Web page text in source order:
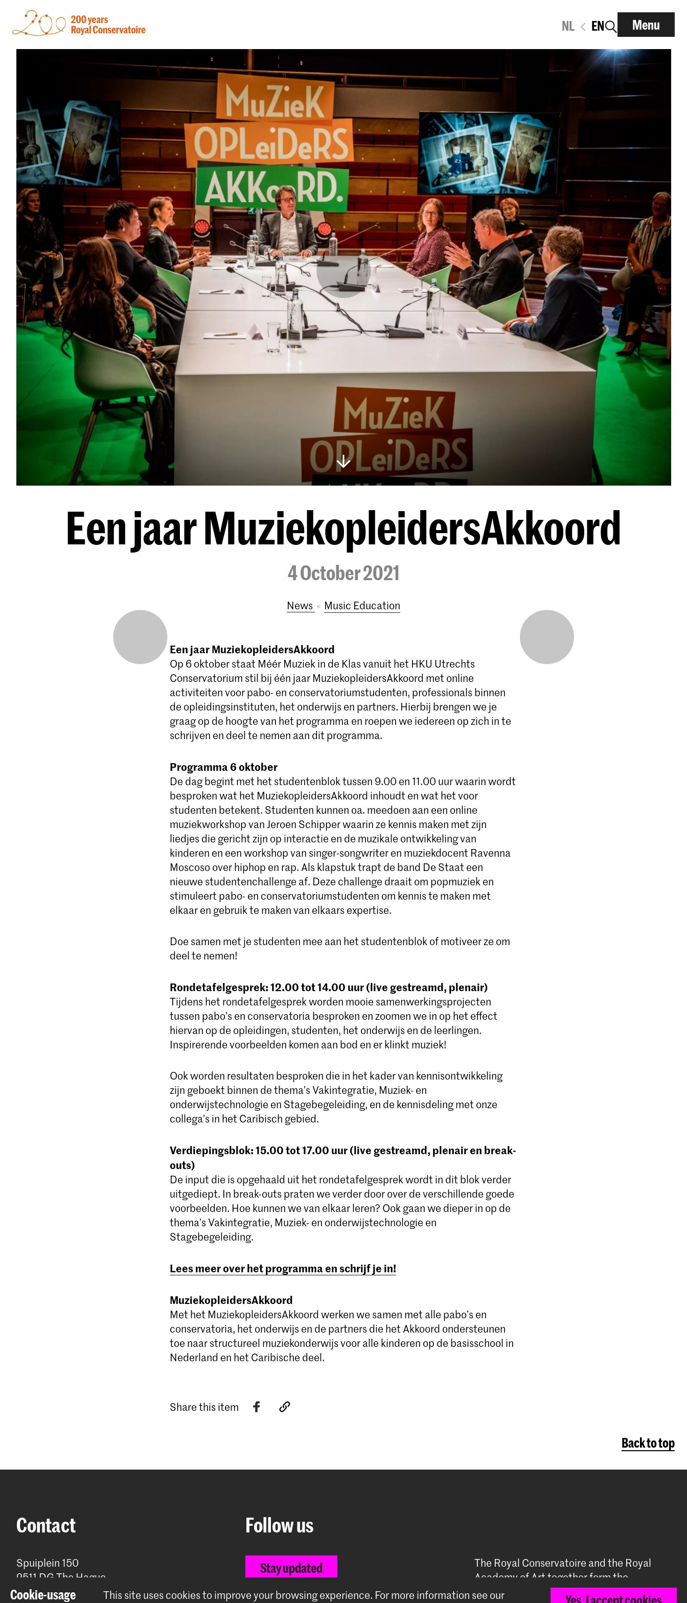
NL EN Menu
Een jaar MuziekopleidersAkkoord
4 October 2021
News Music Education
Een jaar MuziekopleidersAkkoord
Op 6 oktober staat Méér Muziek in de Klas vanuit het HKU Utrechts
Conservatorium stil bij één jaar MuziekopleidersAkkoord met online
activiteiten voor pabo- en conservatoriumstudenten, professionals binnen
de opleidingsinstituten, het onderwijs en partners. Hierbij brengen we je
graag op de hoogte van het programma en roepen we iedereen op zich in te
schrijven en deel te nemen aan dit programma.
Programma 6 oktober
De dag begint met het studentenblok tussen 9.00 en 11.00 uur waarin wordt
besproken wat het MuziekopleidersAkkoord inhoudt en wat het voor
studenten betekent. Studenten kunnen oa. meedoen aan een online
muziekworkshop van Jeroen Schipper waarin ze kennis maken met zijn
liedjes die gericht zijn op interactie en de muzikale ontwikkeling van
kinderen en een workshop van singer-songwriter en muziekdocent Ravenna
Moscoso over hiphop en rap. Als klapstuk trapt de band De Staat een
nieuwe studentenchallenge af. Deze challenge draait om popmuziek en
stimuleert pabo- en conservatoriumstudenten om kennis te maken met
elkaar en gebruik te maken van elkaars expertise.
Doe samen met je studenten mee aan het studentenblok of motiveer ze om
deel te nemen!
Rondetafelgesprek: 12.00 tot 14.00 uur (live gestreamd, plenair)
Tijdens het rondetafelgesprek worden mooie samenwerkingsprojecten
tussen pabo’s en conservatoria besproken en zoomen we in op het effect
hiervan op de opleidingen, studenten, het onderwijs en de leerlingen.
Inspirerende voorbeelden komen aan bod en er klinkt muziek!
Ook worden resultaten besproken die in het kader van kennisontwikkeling
zijn geboekt binnen de thema’s Vakintegratie, Muziek- en
onderwijstechnologie en Stagebegeleiding, en de kennisdeling met onze
collega’s in het Caribisch gebied.
Verdiepingsblok: 15.00 tot 17.00 uur (live gestreamd, plenair en break-
outs)
De input die is opgehaald uit het rondetafelgesprek wordt in dit blok verder
uitgediept. In break-outs praten we verder door over de verschillende goede
voorbeelden. Hoe kunnen we van elkaar leren? Ook gaan we dieper in op de
thema’s Vakintegratie, Muziek- en onderwijstechnologie en
Stagebegeleiding.
Lees meer over het programma en schrijf je in!
MuziekopleidersAkkoord
Met het MuziekopleidersAkkoord werken we samen met alle pabo’s en
conservatoria, het onderwijs en de partners die het Akkoord ondersteunen
toe naar structureel muziekonderwijs voor alle kinderen op de basisschool in
Nederland en het Caribische deel.
Share this item
Back to top
Contact
Spuiplein 150
2511 DG The Hague
+31 70 315 15 15
Follow us
Stay updated
InstagramYouTubeFacebook
The Royal Conservatoire and the Royal
Academy of Art together form the
University of the Arts The Hague.
Cookie-usage This site uses cookies to improve your browsing experience. For more information see our
Yes, I accept cookies